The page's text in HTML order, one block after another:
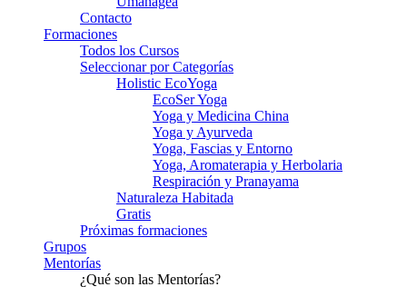
Contacto
Formaciones
Todos los Cursos
Seleccionar por Categorías
Holistic EcoYoga
EcoSer Yoga
Yoga y Medicina China
Yoga y Ayurveda
Yoga, Fascias y Entorno
Yoga, Aromaterapia y Herbolaria
Respiración y Pranayama
Naturaleza Habitada
Gratis
Próximas formaciones
Grupos
Mentorías
¿Qué son las Mentorías?